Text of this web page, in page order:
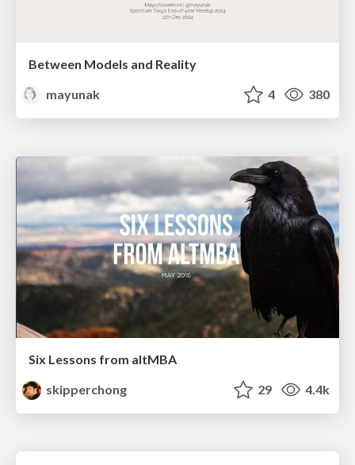
Between Models and Reality
mayunak
4 380
Six Lessons from altMBA
skipperchong
29 4.4k